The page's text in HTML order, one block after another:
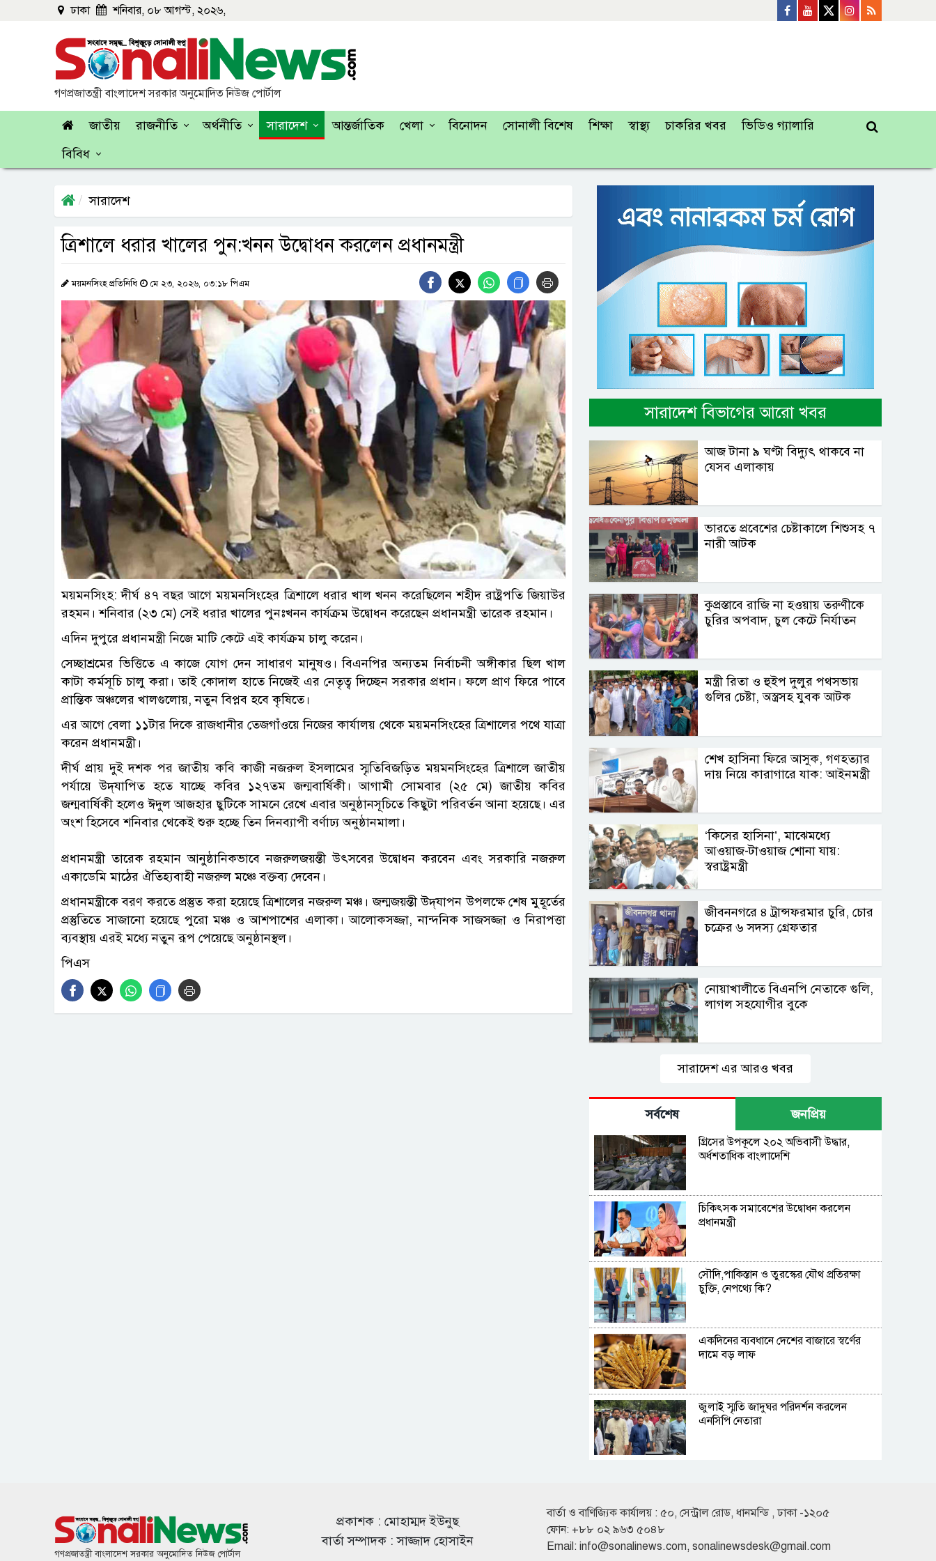
ঢাকা শনিবার, ০৮ আগস্ট, ২০২৬,
গণপ্রজাতন্ত্রী বাংলাদেশ সরকার অনুমোদিত নিউজ পোর্টাল
জাতীয় রাজনীতি অর্থনীতি সারাদেশ আন্তর্জাতিক খেলা বিনোদন সোনালী বিশেষ শিক্ষা স্বাস্থ্য চাকরির খবর
ভিডিও গ্যালারি
বিবিধ
সারাদেশ
ত্রিশালে ধরার খালের পুন:খনন উদ্বোধন করলেন প্রধানমন্ত্রী
ময়মনসিংহ প্রতিনিধি মে ২৩, ২০২৬, ০৩:১৮ পিএম
ছবি : প্রতিনিধি
ময়মনসিংহ: দীর্ঘ ৪৭ বছর আগে ময়মনসিংহের ত্রিশালে ধরার খাল খনন করেছিলেন শহীদ রাষ্ট্রপতি জিয়াউর
রহমন। শনিবার (২৩ মে) সেই ধরার খালের পুনঃখনন কার্যক্রম উদ্বোধন করেছেন প্রধানমন্ত্রী তারেক রহমান।
এদিন দুপুরে প্রধানমন্ত্রী নিজে মাটি কেটে এই কার্যক্রম চালু করেন।
সেচ্ছাশ্রমের ভিত্তিতে এ কাজে যোগ দেন সাধারণ মানুষও। বিএনপির অন্যতম নির্বাচনী অঙ্গীকার ছিল খাল
কাটা কর্মসূচি চালু করা। তাই কোদাল হাতে নিজেই এর নেতৃত্ব দিচ্ছেন সরকার প্রধান। ফলে প্রাণ ফিরে পাবে
প্রান্তিক অঞ্চলের খালগুলোয়, নতুন বিপ্লব হবে কৃষিতে।
এর আগে বেলা ১১টার দিকে রাজধানীর তেজগাঁওয়ে নিজের কার্যালয় থেকে ময়মনসিংহের ত্রিশালের পথে যাত্রা
করেন প্রধানমন্ত্রী।
দীর্ঘ প্রায় দুই দশক পর জাতীয় কবি কাজী নজরুল ইসলামের স্মৃতিবিজড়িত ময়মনসিংহের ত্রিশালে জাতীয়
পর্যায়ে উদ্‌যাপিত হতে যাচ্ছে কবির ১২৭তম জন্মবার্ষিকী। আগামী সোমবার (২৫ মে) জাতীয় কবির
জন্মবার্ষিকী হলেও ঈদুল আজহার ছুটিকে সামনে রেখে এবার অনুষ্ঠানসূচিতে কিছুটা পরিবর্তন আনা হয়েছে। এর
অংশ হিসেবে শনিবার থেকেই শুরু হচ্ছে তিন দিনব্যাপী বর্ণাঢ্য অনুষ্ঠানমালা।
প্রধানমন্ত্রী তারেক রহমান আনুষ্ঠানিকভাবে নজরুলজয়ন্তী উৎসবের উদ্বোধন করবেন এবং সরকারি নজরুল
একাডেমি মাঠের ঐতিহ্যবাহী নজরুল মঞ্চে বক্তব্য দেবেন।
প্রধানমন্ত্রীকে বরণ করতে প্রস্তুত করা হয়েছে ত্রিশালের নজরুল মঞ্চ। জন্মজয়ন্তী উদ্‌যাপন উপলক্ষে শেষ মুহূর্তের
প্রস্তুতিতে সাজানো হয়েছে পুরো মঞ্চ ও আশপাশের এলাকা। আলোকসজ্জা, নান্দনিক সাজসজ্জা ও নিরাপত্তা
ব্যবস্থায় এরই মধ্যে নতুন রূপ পেয়েছে অনুষ্ঠানস্থল।
পিএস
সারাদেশ বিভাগের আরো খবর
আজ টানা ৯ ঘণ্টা বিদ্যুৎ থাকবে না
যেসব এলাকায়
ভারতে প্রবেশের চেষ্টাকালে শিশুসহ ৭
নারী আটক
কুপ্রস্তাবে রাজি না হওয়ায় তরুণীকে
চুরির অপবাদ, চুল কেটে নির্যাতন
মন্ত্রী রিতা ও হুইপ দুলুর পথসভায়
গুলির চেষ্টা, অস্ত্রসহ যুবক আটক
শেখ হাসিনা ফিরে আসুক, গণহত্যার
দায় নিয়ে কারাগারে যাক: আইনমন্ত্রী
‘কিসের হাসিনা’, মাঝেমধ্যে
আওয়াজ-টাওয়াজ শোনা যায়:
স্বরাষ্ট্রমন্ত্রী
জীবননগরে ৪ ট্রান্সফরমার চুরি, চোর
চক্রের ৬ সদস্য গ্রেফতার
নোয়াখালীতে বিএনপি নেতাকে গুলি,
লাগল সহযোগীর বুকে
সারাদেশ এর আরও খবর
সর্বশেষ জনপ্রিয়
গ্রিসের উপকূলে ২০২ অভিবাসী উদ্ধার,
অর্ধশতাধিক বাংলাদেশি
চিকিৎসক সমাবেশের উদ্বোধন করলেন
প্রধানমন্ত্রী
সৌদি,পাকিস্তান ও তুরস্কের যৌথ প্রতিরক্ষা
চুক্তি, নেপথ্যে কি?
একদিনের ব্যবধানে দেশের বাজারে স্বর্ণের
দামে বড় লাফ
জুলাই স্মৃতি জাদুঘর পরিদর্শন করলেন
এনসিপি নেতারা
দীর্ঘ সংগীতজীবনে এমন অভিজ্ঞতার
মুখোমুখি কখনো হইনি : হাসান
গণপ্রজাতন্ত্রী বাংলাদেশ সরকার অনুমোদিত নিউজ পোর্টাল
প্রকাশক : মোহাম্মদ ইউনুছ
বার্তা সম্পাদক : সাজ্জাদ হোসাইন
বার্তা ও বাণিজ্যিক কার্যালয় : ৫০, সেন্ট্রাল রোড, ধানমন্ডি , ঢাকা -১২০৫
ফোন: +৮৮ ০২ ৯৬৩ ৫০৪৮
Email: info@sonalinews.com, sonalinewsdesk@gmail.com